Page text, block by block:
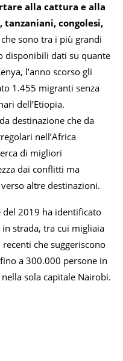
alla cattura e alla
congolesi,
che sono tra i più grandi
disponibili dati su quante
l’anno scorso gli
1.455 migranti senza
dell’Etiopia.
destinazione che da
nell’Africa
di migliori
dai conflitti ma
altre destinazioni.
del 2019 ha identificato
strada, tra cui migliaia
che suggeriscono
a 300.000 persone in
sola capitale Nairobi.